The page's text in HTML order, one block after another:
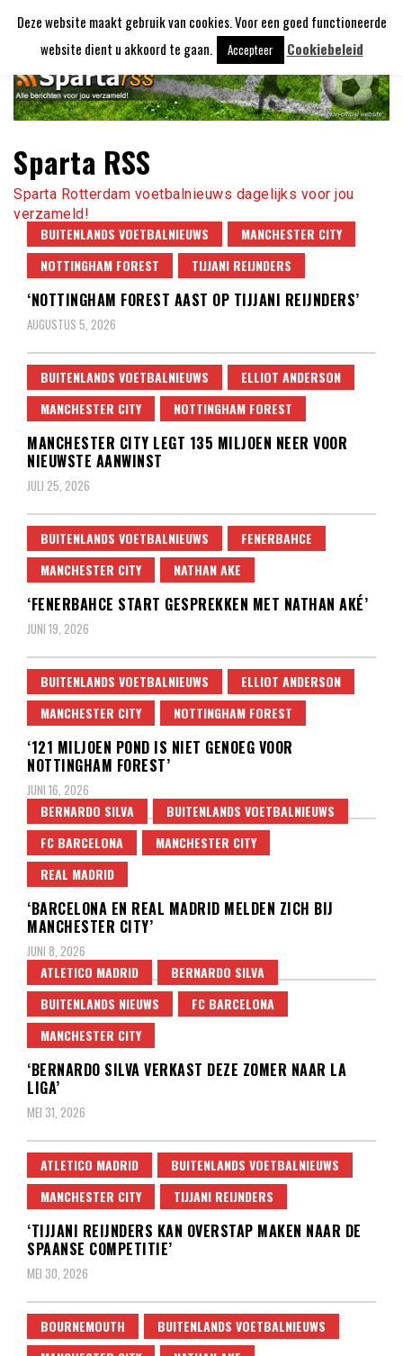
naar
Sparta RSS
Sparta Rotterdam voetbalnieuws dagelijks voor jou
verzameld!
BUITENLANDS VOETBALNIEUWS
MANCHESTER CITY
NOTTINGHAM FOREST
TIJJANI REIJNDERS
‘NOTTINGHAM FOREST AAST OP TIJJANI REIJNDERS’
AUGUSTUS 5, 2026
BUITENLANDS VOETBALNIEUWS
ELLIOT ANDERSON
MANCHESTER CITY
NOTTINGHAM FOREST
MANCHESTER CITY LEGT 135 MILJOEN NEER VOOR
NIEUWSTE AANWINST
JULI 25, 2026
BUITENLANDS VOETBALNIEUWS
FENERBAHCE
MANCHESTER CITY
NATHAN AKE
‘FENERBAHCE START GESPREKKEN MET NATHAN AKÉ’
JUNI 19, 2026
BUITENLANDS VOETBALNIEUWS
ELLIOT ANDERSON
MANCHESTER CITY
NOTTINGHAM FOREST
‘121 MILJOEN POND IS NIET GENOEG VOOR
NOTTINGHAM FOREST’
JUNI 16, 2026
BERNARDO SILVA
BUITENLANDS VOETBALNIEUWS
FC BARCELONA
MANCHESTER CITY
REAL MADRID
‘BARCELONA EN REAL MADRID MELDEN ZICH BIJ
MANCHESTER CITY’
JUNI 8, 2026
ATLETICO MADRID
BERNARDO SILVA
BUITENLANDS NIEUWS
FC BARCELONA
MANCHESTER CITY
‘BERNARDO SILVA VERKAST DEZE ZOMER NAAR LA
LIGA’
MEI 31, 2026
ATLETICO MADRID
BUITENLANDS VOETBALNIEUWS
MANCHESTER CITY
TIJJANI REIJNDERS
‘TIJJANI REIJNDERS KAN OVERSTAP MAKEN NAAR DE
SPAANSE COMPETITIE’
MEI 30, 2026
BOURNEMOUTH
BUITENLANDS VOETBALNIEUWS
Deze website maakt gebruik van cookies. Voor een goed functioneerde
website dient u akkoord te gaan.
Accepteer Cookiebeleid